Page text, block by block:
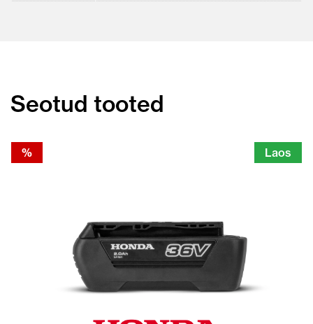
Seotud tooted
% Laos